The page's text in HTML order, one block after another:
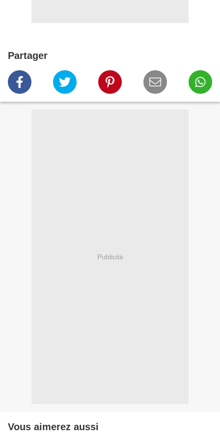
Partager
Publicité
Vous aimerez aussi